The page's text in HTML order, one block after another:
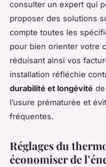
consulter un expert qui
proposer des solutions
compte toutes les
pour bien orienter votre
réduisant ainsi vos
installation réfléchie
durabilité et longévité
l’usure prématurée et
fréquentes.
Réglages du
économiser de